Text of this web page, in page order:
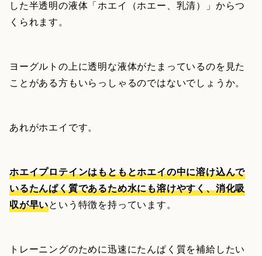
した半透明の液体「ホエイ（ホエー、乳清）」からつ
くられます。
ヨーグルトの上に透明な液体がたまっているのを見た
ことがある方もいらっしゃるのではないでしょうか。
あれがホエイです。
ホエイプロテインはもともとホエイの中に溶け込んで
いるたんぱく質であるため水にも溶けやすく、消化吸
収が早いという特徴を持っています。
トレーニングのために迅速にたんぱく質を補給したい